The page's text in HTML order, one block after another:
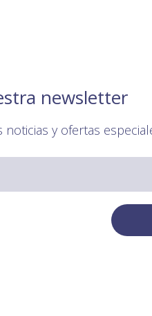
newsletter
y ofertas